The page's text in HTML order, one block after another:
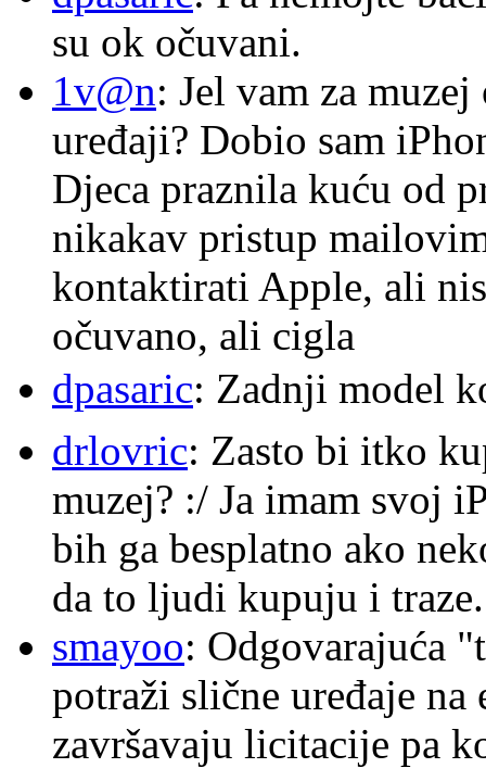
su ok očuvani.
1v@n: Jel vam za
uređaji? Dobio sam
Djeca praznila kuću od
nikakav pristup
kontaktirati Apple, ali
očuvano, ali cigla
dpasaric: Zadnji model
drlovric: Zasto bi itko
muzej? :/ Ja imam svoj
bih ga besplatno ako
da to ljudi kupuju i traze.
smayoo: Odgovarajuća
potraži slične uređaje
završavaju licitacije pa